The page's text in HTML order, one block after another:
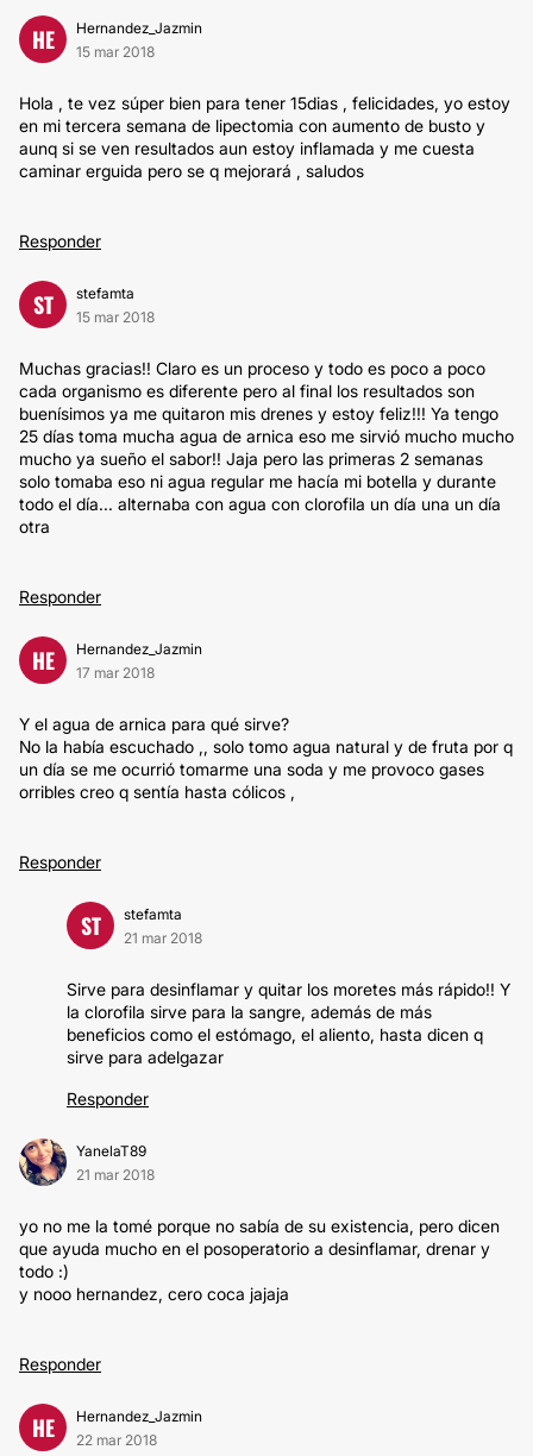
HE
Hernandez_Jazmin
15 mar 2018
Hola , te vez súper bien para tener 15dias , felicidades, yo estoy
en mi tercera semana de lipectomia con aumento de busto y
aunq si se ven resultados aun estoy inflamada y me cuesta
caminar erguida pero se q mejorará , saludos
Responder
ST
stefamta
15 mar 2018
Muchas gracias!! Claro es un proceso y todo es poco a poco
cada organismo es diferente pero al final los resultados son
buenísimos ya me quitaron mis drenes y estoy feliz!!! Ya tengo
25 días toma mucha agua de arnica eso me sirvió mucho mucho
mucho ya sueño el sabor!! Jaja pero las primeras 2 semanas
solo tomaba eso ni agua regular me hacía mi botella y durante
todo el día... alternaba con agua con clorofila un día una un día
otra
Responder
HE
Hernandez_Jazmin
17 mar 2018
Y el agua de arnica para qué sirve?
No la había escuchado ,, solo tomo agua natural y de fruta por q
un día se me ocurrió tomarme una soda y me provoco gases
orribles creo q sentía hasta cólicos ,
Responder
ST
stefamta
21 mar 2018
Sirve para desinflamar y quitar los moretes más rápido!! Y
la clorofila sirve para la sangre, además de más
beneficios como el estómago, el aliento, hasta dicen q
sirve para adelgazar
Responder
YanelaT89
21 mar 2018
yo no me la tomé porque no sabía de su existencia, pero dicen
que ayuda mucho en el posoperatorio a desinflamar, drenar y
todo :)
y nooo hernandez, cero coca jajaja
Responder
HE
Hernandez_Jazmin
22 mar 2018